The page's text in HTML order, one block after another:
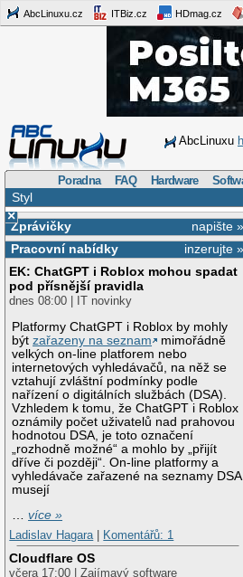
AbcLinuxu.cz ITBiz.cz HDmag.cz
AbcLinuxu
Poradna FAQ Hardware
Styl
×
napište »
Zprávičky
inzerujte »
Pracovní nabídky
EK: ChatGPT i Roblox mohou spadat
pod přísnější pravidla
dnes 08:00 | IT novinky
Platformy ChatGPT i Roblox by mohly
býtzařazeny na seznam
mimořádně
velkých on-line platforem nebo
internetových vyhledávačů, na něž se
vztahují zvláštní podmínky podle
nařízení o digitálních službách (DSA).
Vzhledem k tomu, že ChatGPT i Roblox
oznámily počet uživatelů nad prahovou
hodnotou DSA, je toto označení
„rozhodně možné“ a mohlo by „přijít
dříve či později“. On-line platformy a
vyhledávače zařazené na seznamy DSA
musejí
…více »
Ladislav Hagara
Komentářů: 1
Cloudflare OS
včera 17:00 | Zajímavý software